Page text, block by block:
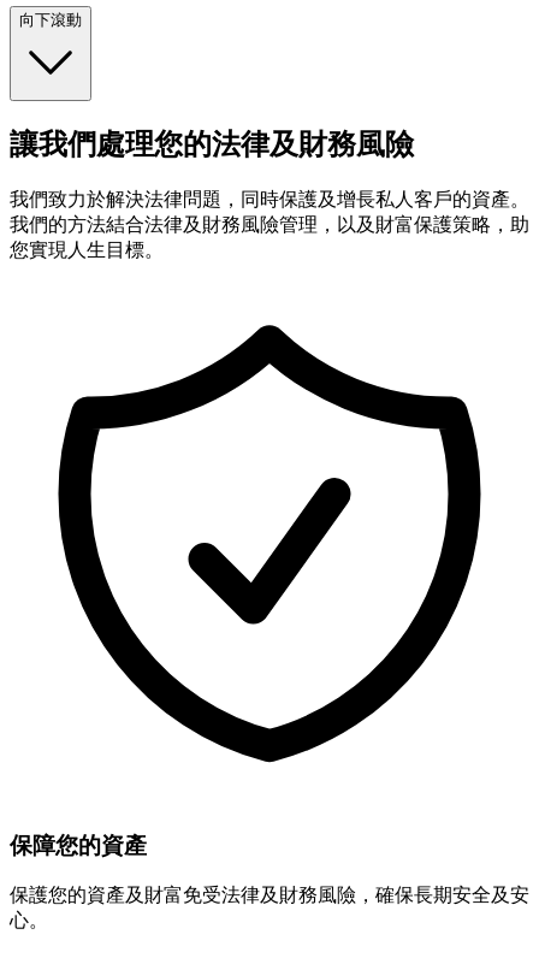
向下滾動
讓我們處理您的法律及財務風險
我們致力於解決法律問題，同時保護及增長私人客戶的資產。
我們的方法結合法律及財務風險管理，以及財富保護策略，助
您實現人生目標。
保障您的資產
保護您的資產及財富免受法律及財務風險，確保長期安全及安
心。